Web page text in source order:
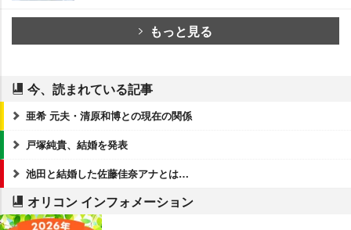
もっと見る
今、読まれている記事
亜希 元夫・清原和博との現在の関係
戸塚純貴、結婚を発表
池田と結婚した佐藤佳奈アナとは…
オリコン インフォメーション